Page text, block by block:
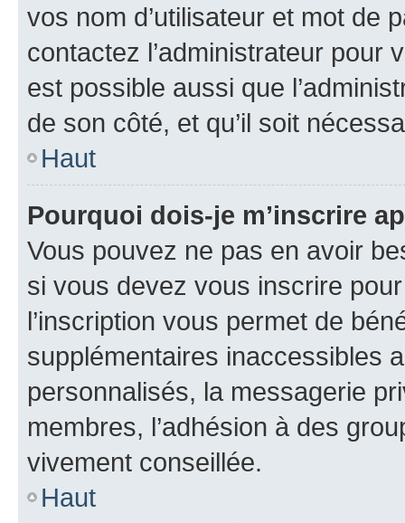
vos nom d’utilisateur et mot de
contactez l’administrateur pour
est possible aussi que
de son côté, et qu’il soit
Haut
Pourquoi dois-je m’inscrire
Vous pouvez ne pas en avoir
si vous devez vous inscrire
l’inscription vous permet de
supplémentaires inaccessibles
personnalisés, la messagerie
membres, l’adhésion à des
vivement conseillée.
Haut